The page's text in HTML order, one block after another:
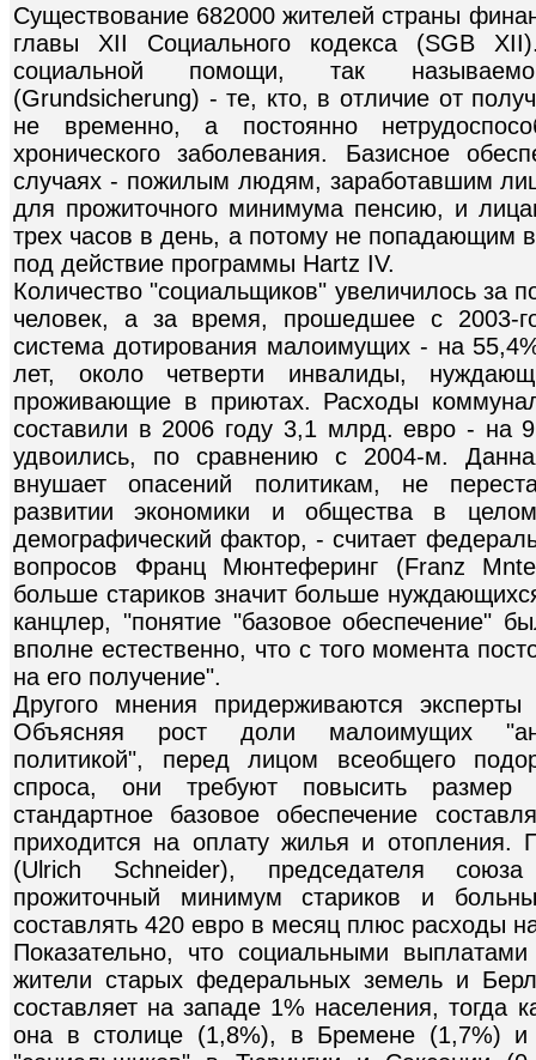
Существование 682000 жителей страны
главы XII Социального кодекса (SGB
социальной помощи, так
(Grundsicherung) - те, кто, в отличие от
не временно, а постоянно
хронического заболевания. Базисное
случаях - пожилым людям, заработавшим
для прожиточного минимума пенсию, и
трех часов в день, а потому не попадающим
под действие программы Hartz IV.
Количество "социальщиков" увеличилось за
человек, а за время, прошедшее с 2003-
система дотирования малоимущих - на
лет, около четверти инвалиды,
проживающие в приютах. Расходы
составили в 2006 году 3,1 млрд. евро - на
удвоились, по сравнению с 2004-м.
внушает опасений политикам, не
развитии экономики и общества в
демографический фактор, - считает
вопросов Франц Мюнтеферинг (Franz
больше стариков значит больше
канцлер, "понятие "базовое обеспечение"
вполне естественно, что с того момента
на его получение".
Другого мнения придерживаются эксперты
Объясняя рост доли малоимущих
политикой", перед лицом всеобщего
спроса, они требуют повысить
стандартное базовое обеспечение
приходится на оплату жилья и отопления.
(Ulrich Schneider), председателя союза
прожиточный минимум стариков и
составлять 420 евро в месяц плюс расходы
Показательно, что социальными
жители старых федеральных земель и
составляет на западе 1% населения, тогда
она в столице (1,8%), в Бремене (1,7%) и